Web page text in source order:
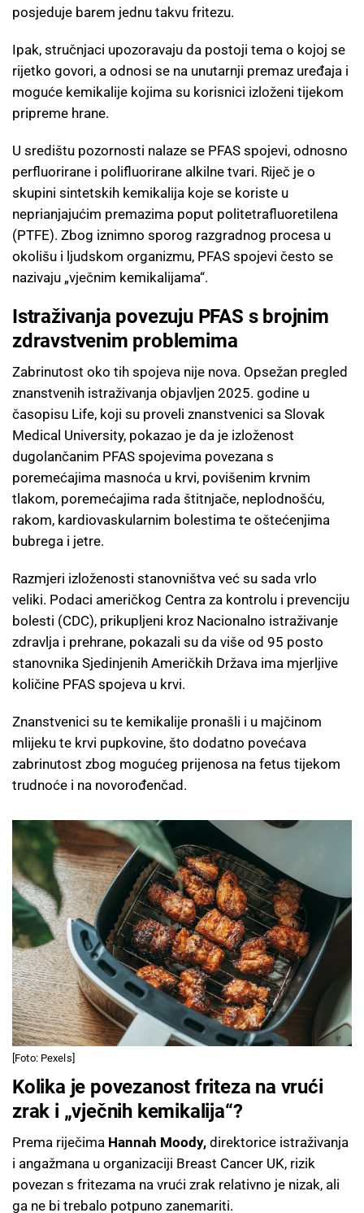
posjeduje barem jednu takvu fritezu.
Ipak, stručnjaci upozoravaju da postoji tema o kojoj se
rijetko govori, a odnosi se na unutarnji premaz uređaja i
moguće kemikalije kojima su korisnici izloženi tijekom
pripreme hrane.
U središtu pozornosti nalaze se PFAS spojevi, odnosno
perfluorirane i polifluorirane alkilne tvari. Riječ je o
skupini sintetskih kemikalija koje se koriste u
neprianjajućim premazima poput politetrafluoretilena
(PTFE). Zbog iznimno sporog razgradnog procesa u
okolišu i ljudskom organizmu, PFAS spojevi često se
nazivaju „vječnim kemikalijama“.
Istraživanja povezuju PFAS s brojnim
zdravstvenim problemima
Zabrinutost oko tih spojeva nije nova. Opsežan pregled
znanstvenih istraživanja objavljen 2025. godine u
časopisu Life, koji su proveli znanstvenici sa Slovak
Medical University, pokazao je da je izloženost
dugolančanim PFAS spojevima povezana s
poremećajima masnoća u krvi, povišenim krvnim
tlakom, poremećajima rada štitnjače, neplodnošću,
rakom, kardiovaskularnim bolestima te oštećenjima
bubrega i jetre.
Razmjeri izloženosti stanovništva već su sada vrlo
veliki. Podaci američkog Centra za kontrolu i prevenciju
bolesti (CDC), prikupljeni kroz Nacionalno istraživanje
zdravlja i prehrane, pokazali su da više od 95 posto
stanovnika Sjedinjenih Američkih Država ima mjerljive
količine PFAS spojeva u krvi.
Znanstvenici su te kemikalije pronašli i u majčinom
mlijeku te krvi pupkovine, što dodatno povećava
zabrinutost zbog mogućeg prijenosa na fetus tijekom
trudnoće i na novorođenčad.
[Foto: Pexels]
Kolika je povezanost friteza na vrući
zrak i „vječnih kemikalija“?
Prema riječima Hannah Moody, direktorice istraživanja
i angažmana u organizaciji Breast Cancer UK, rizik
povezan s fritezama na vrući zrak relativno je nizak, ali
ga ne bi trebalo potpuno zanemariti.